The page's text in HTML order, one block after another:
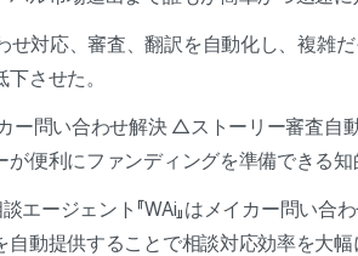
せ対応、審査、翻訳を自動化し、複雑
させた。
問い合わせ解決 △ストーリー審査自
が便利にファンディングを準備できる
エージェント『WAi』はメイカー問い
動提供することで相談対応効率を大幅